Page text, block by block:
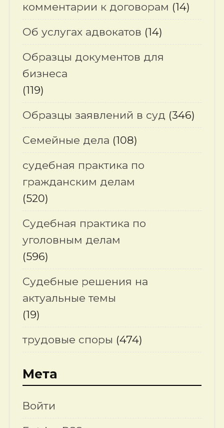
комментарии к договорам (14)
Об услугах адвокатов (14)
Образцы документов для
бизнеса
(119)
Образцы заявлений в суд (346)
Семейные дела (108)
судебная практика по
гражданским делам
(520)
Судебная практика по
уголовным делам
(596)
Судебные решения на
актуальные темы
(19)
трудовые споры (474)
Мета
Войти